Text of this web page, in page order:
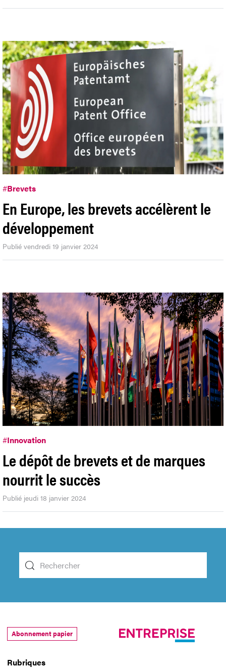
#Brevets
En Europe, les brevets accélèrent le
développement
Publié vendredi 19 janvier 2024
#Innovation
Le dépôt de brevets et de marques
nourrit le succès
Publié jeudi 18 janvier 2024
Rubriques
Abonnement papier